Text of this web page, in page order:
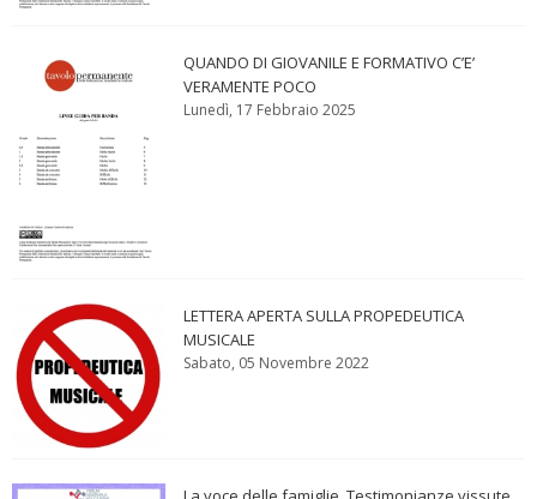
QUANDO DI GIOVANILE E FORMATIVO C’E’
VERAMENTE POCO
Lunedì, 17 Febbraio 2025
LETTERA APERTA SULLA PROPEDEUTICA
MUSICALE
Sabato, 05 Novembre 2022